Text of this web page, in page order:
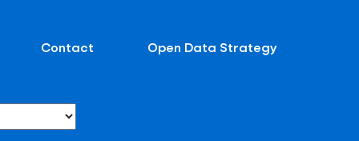
Contact Open Data Strategy